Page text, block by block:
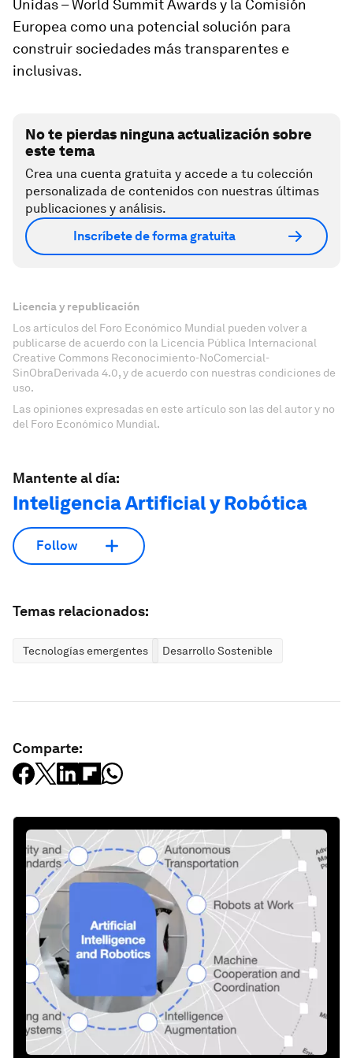
Unidas – World Summit Awardsy la Comisión
Europea como una potencial solución para
construir sociedades más transparentes e
inclusivas.
No te pierdas ninguna actualización sobre
este tema
Crea una cuenta gratuita y accede a tu colección
personalizada de contenidos con nuestras últimas
publicaciones y análisis.
Inscríbete de forma gratuita
Licencia y republicación
Los artículos del Foro Económico Mundial pueden volver a
publicarse de acuerdo con la Licencia Pública Internacional
Creative Commons Reconocimiento-NoComercial-
SinObraDerivada 4.0, y de acuerdo con nuestras condiciones de
uso.
Las opiniones expresadas en este artículo son las del autor y no
del Foro Económico Mundial.
Mantente al día:
Inteligencia Artificial y Robótica
Follow
Temas relacionados:
Tecnologías emergentes Desarrollo Sostenible
Comparte: